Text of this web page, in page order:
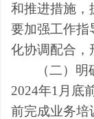
和推进措施，
要加强工作指
化协调配合，
（二）
2024年1 月底
前完成业务培